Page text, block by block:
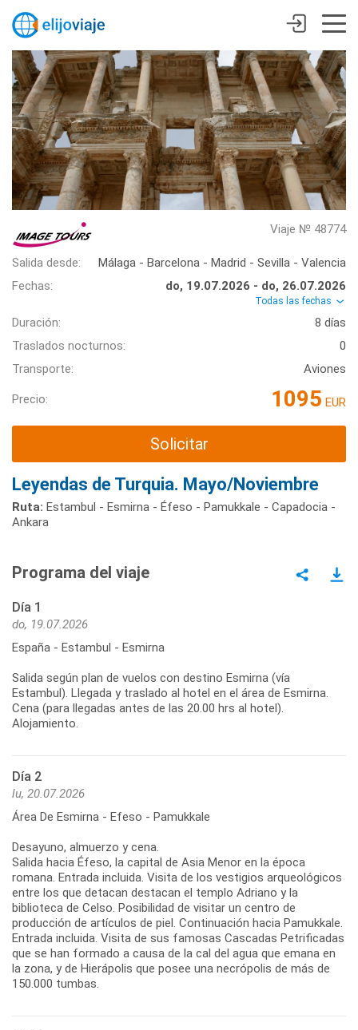
Viaje № 48774
Salida desde:
Málaga - Barcelona - Madrid - Sevilla - Valencia
Fechas:
do, 19.07.2026 - do, 26.07.2026
Todas las fechas
Duración:
8 días
Traslados nocturnos:
0
Transporte:
Aviones
Precio: 1095 EUR
Solicitar
Leyendas de Turquia. Mayo/Noviembre
Ruta: Estambul - Esmirna - Éfeso - Pamukkale - Capadocia -
Ankara
Programa del viaje
Día 1
do, 19.07.2026
España - Estambul - Esmirna
Salida según plan de vuelos con destino Esmirna (vía
Estambul). Llegada y traslado al hotel en el área de Esmirna.
Cena (para llegadas antes de las 20.00 hrs al hotel).
Día 2
lu, 20.07.2026
Área De Esmirna - Efeso - Pamukkale
Desayuno, almuerzo y cena.
Salida hacia Éfeso, la capital de Asia Menor en la época
romana. Entrada incluida. Visita de los vestigios arqueológicos
entre los que detacan destacan el templo Adriano y la
biblioteca de Celso. Posibilidad de visitar un centro de
producción de artículos de piel. Continuación hacia Pamukkale.
Entrada incluida. Visita de sus famosas Cascadas Petrificadas
que se han formado a causa de la cal del agua que emana en
la zona, y de Hierápolis que posee una necrópolis de más de
150.000 tumbas.